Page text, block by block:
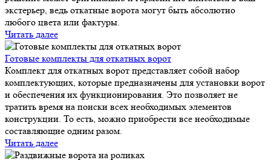
экстерьер, ведь откатные ворота могут быть абсолютно
любого цвета или фактуры.
Читать далее
Готовые комплекты для откатных ворот
Комплект для откатных ворот представляет собой набор
комплектующих, которые предназначены для установки ворот
и обеспечения их функционирования. Это позволяет не
тратить время на поиски всех необходимых элементов
конструкции. То есть, можно приобрести все необходимые
составляющие одним разом.
Читать далее